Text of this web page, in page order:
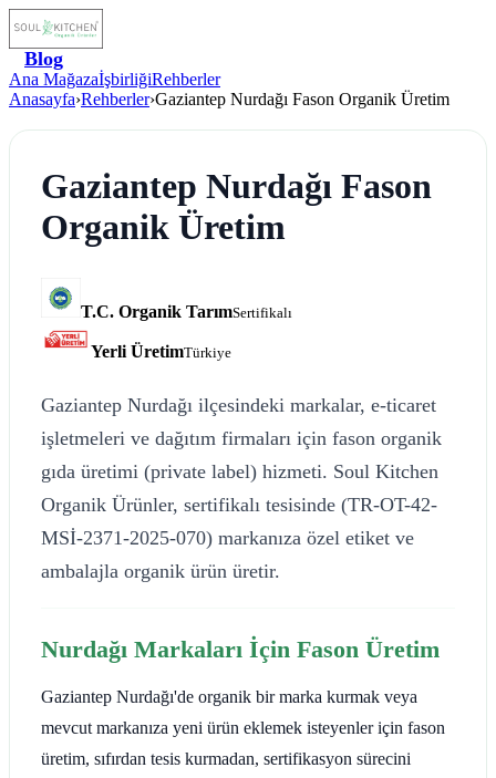
Blog
Ana MağazaİşbirliğiRehberler
Anasayfa›Rehberler›Gaziantep Nurdağı Fason Organik Üretim
Gaziantep Nurdağı Fason
Organik Üretim
T.C. Organik TarımSertifikalı
Yerli ÜretimTürkiye
Gaziantep Nurdağı ilçesindeki markalar, e-ticaret
işletmeleri ve dağıtım firmaları için fason organik
gıda üretimi (private label) hizmeti. Soul Kitchen
Organik Ürünler, sertifikalı tesisinde (TR-OT-42-
MSİ-2371-2025-070) markanıza özel etiket ve
ambalajla organik ürün üretir.
Nurdağı Markaları İçin Fason Üretim
Gaziantep Nurdağı'de organik bir marka kurmak veya
mevcut markanıza yeni ürün eklemek isteyenler için fason
üretim, sıfırdan tesis kurmadan, sertifikasyon sürecini